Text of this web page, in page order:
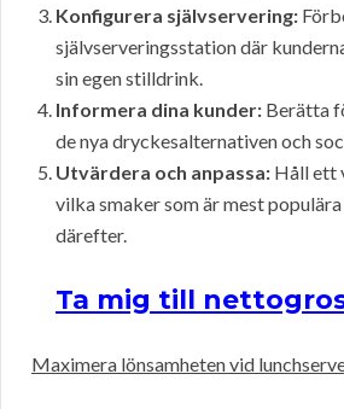
Konfigurera självservering:
självserveringsstation där
sin egen stilldrink.
Informera dina kunder: Berätta
de nya dryckesalternativen och
Utvärdera och anpassa: Håll ett
vilka smaker som är mest
därefter.
Ta mig till
Maximera lönsamheten vid